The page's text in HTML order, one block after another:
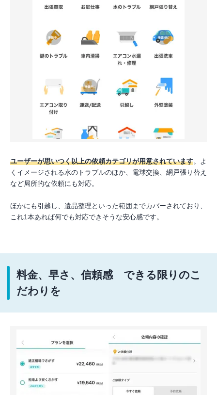
ユーザーが思いつく以上の依頼カテゴリが用意されています。よ
くイメージされる水のトラブルのほか、電球交換、網戸張り替え
など局所的な依頼にも対応。
ほかにも引越し、遺品整理といった範囲までカバーされており、
これ1本あれば何でも対応できそうな安心感です。
料金、早さ、信頼感 できる限りのこ
だわりを